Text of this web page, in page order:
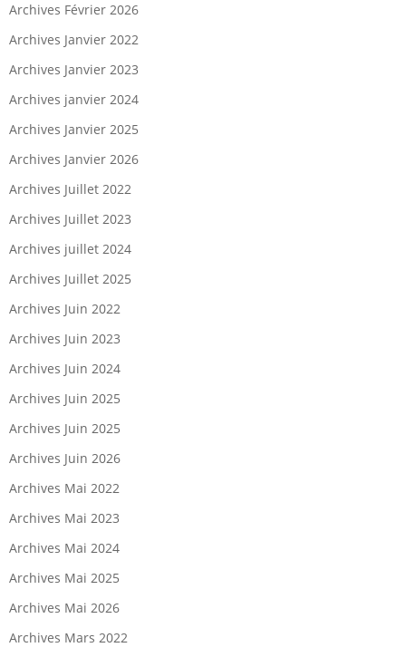
Archives Février 2026
Archives Janvier 2022
Archives Janvier 2023
Archives janvier 2024
Archives Janvier 2025
Archives Janvier 2026
Archives Juillet 2022
Archives Juillet 2023
Archives juillet 2024
Archives Juillet 2025
Archives Juin 2022
Archives Juin 2023
Archives Juin 2024
Archives Juin 2025
Archives Juin 2025
Archives Juin 2026
Archives Mai 2022
Archives Mai 2023
Archives Mai 2024
Archives Mai 2025
Archives Mai 2026
Archives Mars 2022